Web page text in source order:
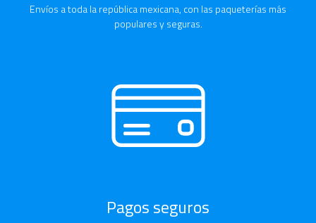
Envíos a toda la república mexicana, con las paqueterías más
populares y seguras.
Pagos seguros